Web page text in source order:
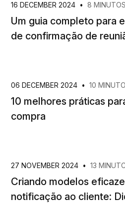
16 DECEMBER 2024 • 8
Um guia completo para
de confirmação de
06 DECEMBER 2024 • 10
10 melhores práticas
compra
27 NOVEMBER 2024 • 13
Criando modelos
notificação ao cliente: